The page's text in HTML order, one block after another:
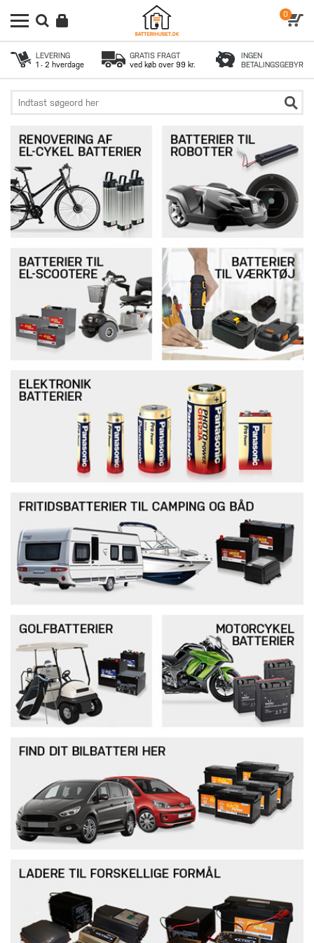
0
LEVERING
1 - 2 hverdage
GRATIS FRAGT
ved køb over 99 kr.
INGEN
BETALINGSGEBYR